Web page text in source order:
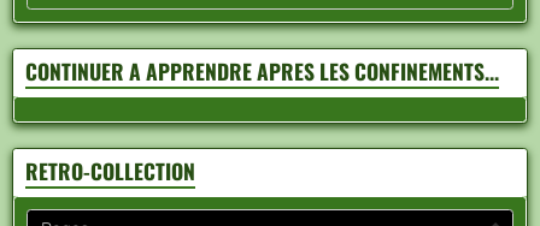
CONTINUER A APPRENDRE APRES LES CONFINEMENTS...
RETRO-COLLECTION